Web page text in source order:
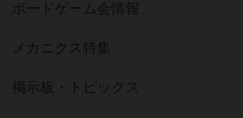
ボードゲーム会情報
メカニクス特集
掲示板・トピックス